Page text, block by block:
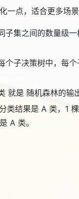
一点，适合更多场景
子集之间的数量级
个子决策树中，每
就是 随机森林的输
类结果是 A 类，1
A 类。